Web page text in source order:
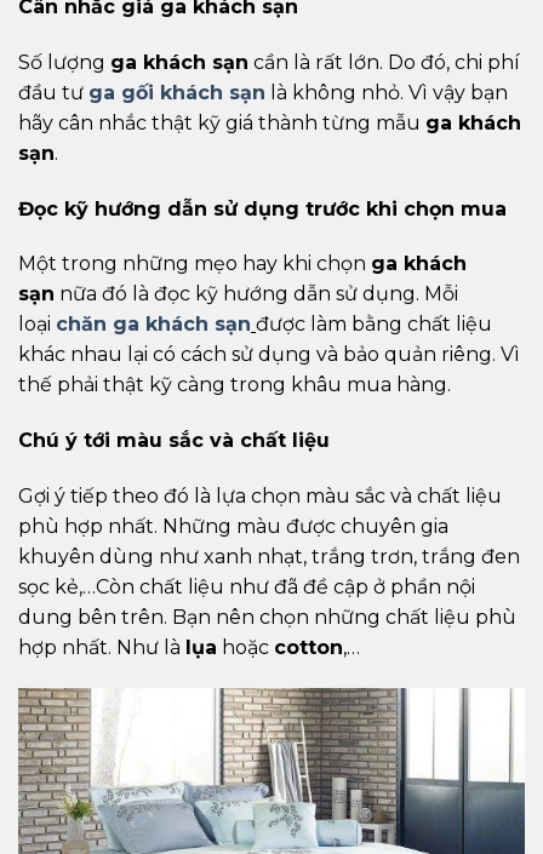
Cân nhắc giá ga khách sạn
Số lượng ga khách sạn cần là rất lớn. Do đó, chi phí
đầu tư ga gối khách sạn là không nhỏ. Vì vậy bạn
hãy cân nhắc thật kỹ giá thành từng mẫu ga khách
sạn.
Đọc kỹ hướng dẫn sử dụng trước khi chọn mua
Một trong những mẹo hay khi chọn ga khách
sạn nữa đó là đọc kỹ hướng dẫn sử dụng. Mỗi
loại chăn ga khách sạn được làm bằng chất liệu
khác nhau lại có cách sử dụng và bảo quản riêng. Vì
thế phải thật kỹ càng trong khâu mua hàng.
Chú ý tới màu sắc và chất liệu
Gợi ý tiếp theo đó là lựa chọn màu sắc và chất liệu
phù hợp nhất. Những màu được chuyên gia
khuyên dùng như xanh nhạt, trắng trơn, trắng đen
sọc kẻ,…Còn chất liệu như đã đề cập ở phần nội
dung bên trên. Bạn nên chọn những chất liệu phù
hợp nhất. Như là lụa hoặc cotton,…